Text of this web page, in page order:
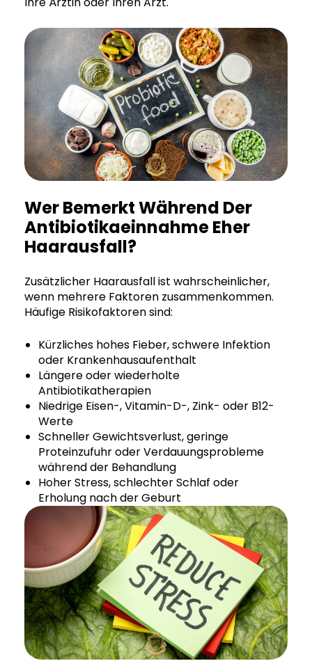
Wer Bemerkt Während Der
Antibiotikaeinnahme Eher
Haarausfall?
Zusätzlicher Haarausfall ist wahrscheinlicher,
wenn mehrere Faktoren zusammenkommen.
Häufige Risikofaktoren sind:
Kürzliches hohes Fieber, schwere Infektion
oder Krankenhausaufenthalt
Längere oder wiederholte
Antibiotikatherapien
Niedrige Eisen-, Vitamin-D-, Zink- oder B12-
Werte
Schneller Gewichtsverlust, geringe
Proteinzufuhr oder Verdauungsprobleme
während der Behandlung
Hoher Stress, schlechter Schlaf oder
Erholung nach der Geburt